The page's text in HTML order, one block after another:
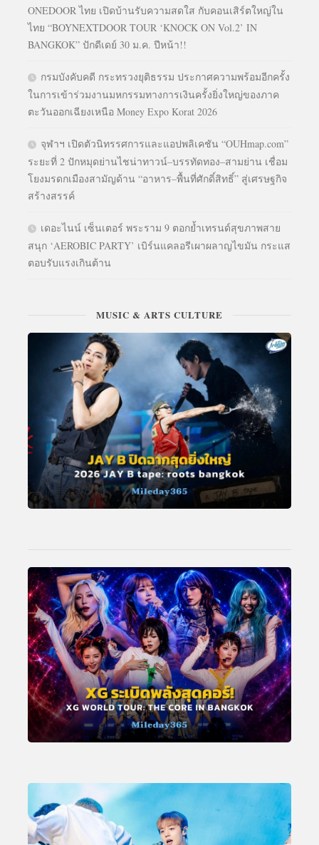
ONEDOOR ไทย เปิดบ้านรับความสดใส กับคอนเสิร์ตใหญ่ใน
ไทย “BOYNEXTDOOR TOUR ‘KNOCK ON Vol.2’ IN
BANGKOK” ปักดีเดย์ 30 ม.ค. ปีหน้า!!
กรมบังคับคดี กระทรวงยุติธรรม ประกาศความพร้อมอีกครั้ง
ในการเข้าร่วมงานมหกรรมทางการเงินครั้งยิ่งใหญ่ของภาค
ตะวันออกเฉียงเหนือ Money Expo Korat 2026
จุฬาฯ เปิดตัวนิทรรศการและแอปพลิเคชัน “OUHmap.com”
ระยะที่ 2 ปักหมุดย่านไชน่าทาวน์–บรรทัดทอง–สามย่าน เชื่อม
โยงมรดกเมืองสามัญด้าน “อาหาร–พื้นที่ศักดิ์สิทธิ์” สู่เศรษฐกิจ
สร้างสรรค์
เดอะไนน์ เซ็นเตอร์ พระราม 9 ตอกย้ำเทรนด์สุขภาพสาย
สนุก ‘AEROBIC PARTY’ เบิร์นแคลอรีเผาผลาญไขมัน กระแส
ตอบรับแรงเกินต้าน
MUSIC & ARTS CULTURE